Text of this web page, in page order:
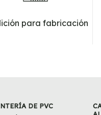
para fabricación
DE PVC